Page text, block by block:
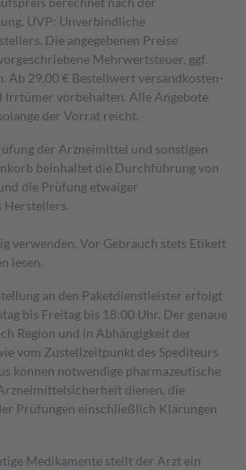
UVP: Unverbindliche
Die angegebenen Preise
Mehrwertsteuer, ggf.
Ab 29,00 € Bestell­wert versand­kosten­
Irrtümer vorbehalten. Alle Angebote
der Vorrat reicht.
der Arzneimittel und sonstigen
beinhaltet die Durchführung von
die Prüfung etwaiger
Herstellers.
verwenden. Vor Gebrauch stets Etikett
lesen.
an den Paketdienstleister erfolgt
bis Freitag bis 18:00 Uhr. Der genaue
Region und in Abhängigkeit der
vom Zustellzeitpunkt des Spediteurs
können notwendige pharmazeutische
dienen, die
Prüfungen einschließlich Klärungen
Medikamente stellt der Arzt ein